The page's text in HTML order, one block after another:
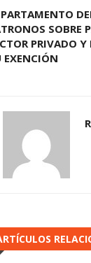
SOBRE
PRIVADO
EXENCIÓN